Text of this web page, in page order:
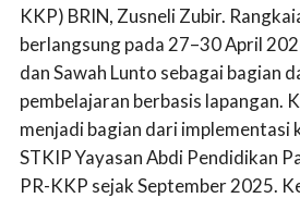
KKP) BRIN, Zusneli Zubir.
berlangsung pada 27–30 April
dan Sawah Lunto sebagai bagian
pembelajaran berbasis lapangan.
menjadi bagian dari implementasi
STKIP Yayasan Abdi Pendidikan
PR-KKP sejak September 2025.